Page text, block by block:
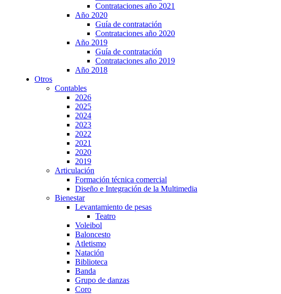
Contrataciones año 2021
Año 2020
Guía de contratación
Contrataciones año 2020
Año 2019
Guía de contratación
Contrataciones año 2019
Año 2018
Otros
Contables
2026
2025
2024
2023
2022
2021
2020
2019
Articulación
Formación técnica comercial
Diseño e Integración de la Multimedia
Bienestar
Levantamiento de pesas
Teatro
Voleibol
Baloncesto
Atletismo
Natación
Biblioteca
Banda
Grupo de danzas
Coro